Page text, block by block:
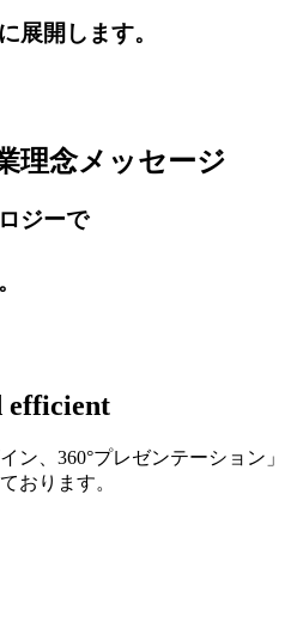
展開します。
理念メッセージ
ジーで
efficient
ン、360°プレゼンテーション」
おります。